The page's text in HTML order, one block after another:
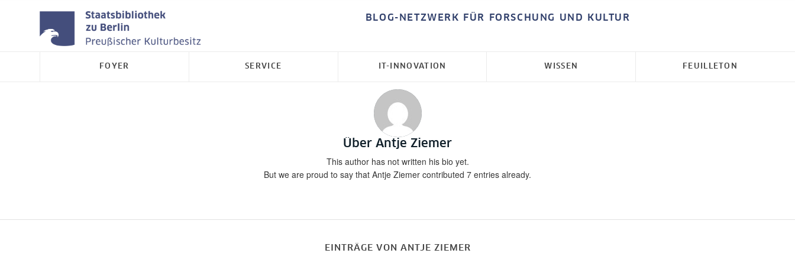
BLOG-NETZWERK FÜR FORSCHUNG UND KULTUR
FOYER SERVICE IT-INNOVATION WISSEN FEUILLETON
Über Antje Ziemer
This author has not written his bio yet.
But we are proud to say that Antje Ziemer contributed 7 entries already.
EINTRÄGE VON ANTJE ZIEMER